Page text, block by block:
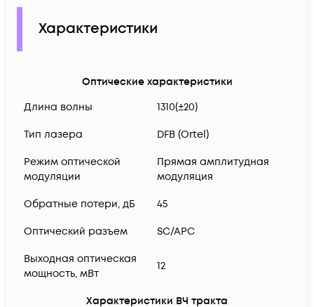
Характеристики
Оптические характеристики
Длина волны
1310(±20)
Тип лазера DFB (Ortel)
Режим оптической
модуляции
Прямая амплитудная
модуляция
Обратные потери, дБ 45
Оптический разъем SC/APC
Выходная оптическая
мощность, мВт
12
Характеристики ВЧ тракта